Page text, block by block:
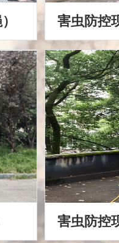
害虫防控
害虫防控